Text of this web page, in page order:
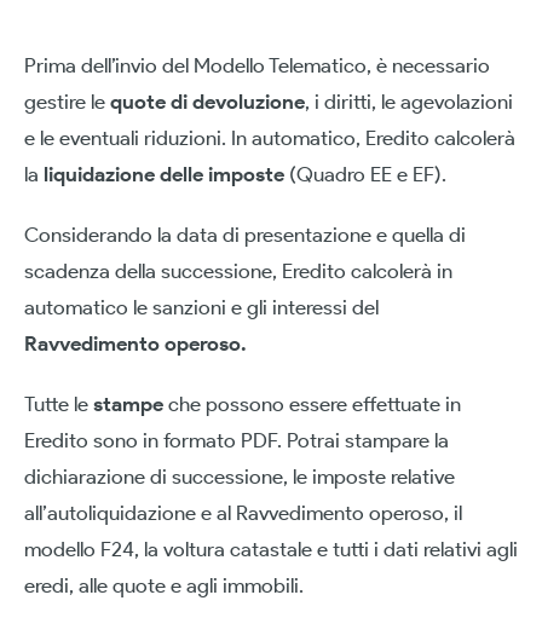
Prima dell’invio del Modello Telematico, è necessario
gestire le quote di devoluzione, i diritti, le agevolazioni
e le eventuali riduzioni. In automatico, Eredito calcolerà
la liquidazione delle imposte (Quadro EE e EF).
Considerando la data di presentazione e quella di
scadenza della successione, Eredito calcolerà in
automatico le sanzioni e gli interessi del
Ravvedimento operoso.
Tutte le stampe che possono essere effettuate in
Eredito sono in formato PDF. Potrai stampare la
dichiarazione di successione, le imposte relative
all’autoliquidazione e al Ravvedimento operoso, il
modello F24, la voltura catastale e tutti i dati relativi agli
eredi, alle quote e agli immobili.